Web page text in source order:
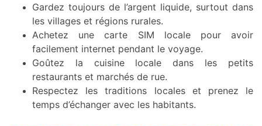
Gardez toujours de l’argent liquide, surtout dans
les villages et régions rurales.
Achetez une carte SIM locale pour avoir
facilement internet pendant le voyage.
Goûtez la cuisine locale dans les petits
restaurants et marchés de rue.
Respectez les traditions locales et prenez le
temps d’échanger avec les habitants.